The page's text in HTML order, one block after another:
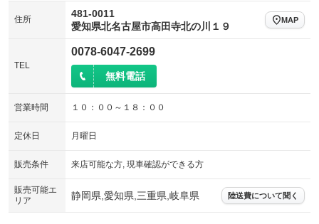
住所
481-0011
愛知県北名古屋市高田寺北の川１９
MAP
TEL
0078-6047-2699
無料電話
営業時間 １０：００～１８：００
定休日 月曜日
販売条件 来店可能な方, 現車確認ができる方
販売可能エ
リア
静岡県,愛知県,三重県,岐阜県 陸送費について聞く